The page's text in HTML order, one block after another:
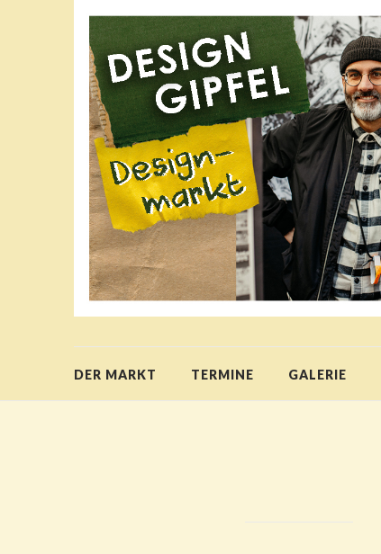
DER MARKT TERMINE GALERIE